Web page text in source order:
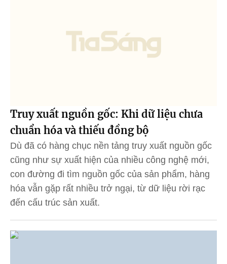
Truy xuất nguồn gốc: Khi dữ liệu chưa
chuẩn hóa và thiếu đồng bộ
Dù đã có hàng chục nền tảng truy xuất nguồn gốc
cũng như sự xuất hiện của nhiều công nghệ mới,
con đường đi tìm nguồn gốc của sản phẩm, hàng
hóa vẫn gặp rất nhiều trở ngại, từ dữ liệu rời rạc
đến cấu trúc sản xuất.